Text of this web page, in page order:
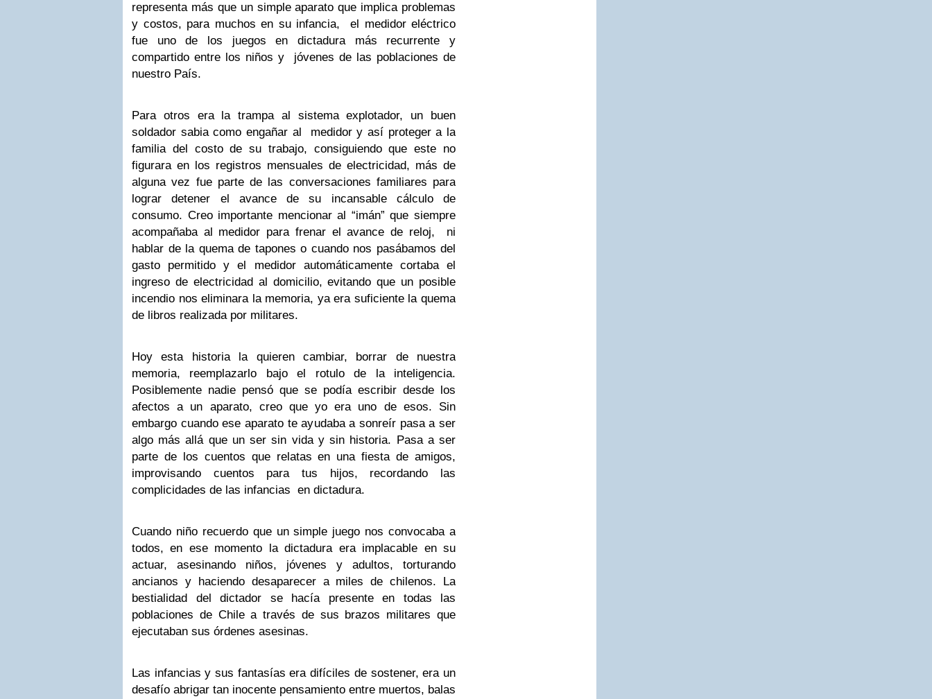
representa más que un simple aparato que implica problemas
y costos, para muchos en su infancia, el medidor eléctrico
fue uno de los juegos en dictadura más recurrente y
compartido entre los niños y jóvenes de las poblaciones de
nuestro País.
Para otros era la trampa al sistema explotador, un buen
soldador sabia como engañar al medidor y así proteger a la
familia del costo de su trabajo, consiguiendo que este no
figurara en los registros mensuales de electricidad, más de
alguna vez fue parte de las conversaciones familiares para
lograr detener el avance de su incansable cálculo de
consumo. Creo importante mencionar al “imán” que siempre
acompañaba al medidor para frenar el avance de reloj, ni
hablar de la quema de tapones o cuando nos pasábamos del
gasto permitido y el medidor automáticamente cortaba el
ingreso de electricidad al domicilio, evitando que un posible
incendio nos eliminara la memoria, ya era suficiente la quema
de libros realizada por militares.
Hoy esta historia la quieren cambiar, borrar de nuestra
memoria, reemplazarlo bajo el rotulo de la inteligencia.
Posiblemente nadie pensó que se podía escribir desde los
afectos a un aparato, creo que yo era uno de esos. Sin
embargo cuando ese aparato te ayudaba a sonreír pasa a ser
algo más allá que un ser sin vida y sin historia. Pasa a ser
parte de los cuentos que relatas en una fiesta de amigos,
improvisando cuentos para tus hijos, recordando las
complicidades de las infancias en dictadura.
Cuando niño recuerdo que un simple juego nos convocaba a
todos, en ese momento la dictadura era implacable en su
actuar, asesinando niños, jóvenes y adultos, torturando
ancianos y haciendo desaparecer a miles de chilenos. La
bestialidad del dictador se hacía presente en todas las
poblaciones de Chile a través de sus brazos militares que
ejecutaban sus órdenes asesinas.
Las infancias y sus fantasías era difíciles de sostener, era un
desafío abrigar tan inocente pensamiento entre muertos, balas